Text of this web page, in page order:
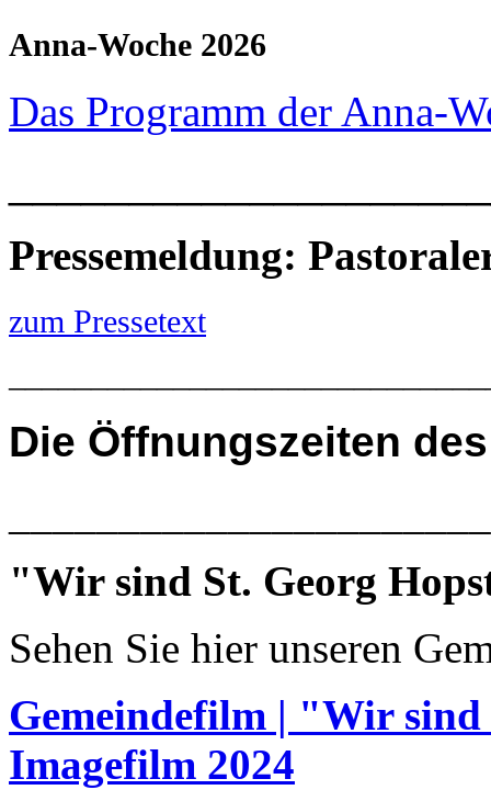
Anna-Woche 2026
Das Programm der Anna-
Pressemeldung:
zum Pressetext
Die Öffnungszeiten
"Wir sind St. Georg
Sehen Sie hier unseren
Gemeindefilm | "Wir
Imagefilm 2024